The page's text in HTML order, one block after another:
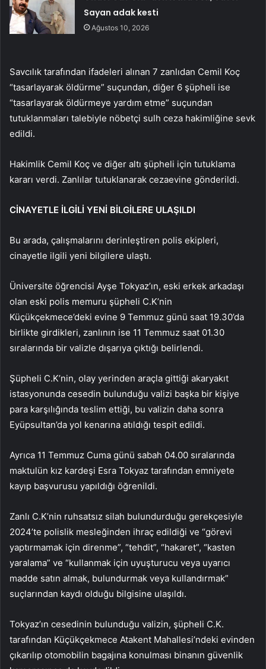
Sayan adak kesti
Ağustos 10, 2026
Savcılık tarafından ifadeleri alınan 7 zanlıdan Cemil Koç
“tasarlayarak öldürme” suçundan, diğer 6 şüpheli ise
“tasarlayarak öldürmeye yardım etme” suçundan
tutuklanmaları talebiyle nöbetçi sulh ceza hakimliğine sevk
edildi.
Hakimlik Cemil Koç ve diğer altı şüpheli için tutuklama
kararı verdi. Zanlılar tutuklanarak cezaevine gönderildi.
CİNAYETLE İLGİLİ YENİ BİLGİLERE ULAŞILDI
Bu arada, çalışmalarını derinleştiren polis ekipleri,
cinayetle ilgili yeni bilgilere ulaştı.
Üniversite öğrencisi Ayşe Tokyaz’ın, eski erkek arkadaşı
olan eski polis memuru şüpheli C.K’nin
Küçükçekmece’deki evine 9 Temmuz günü saat 19.30’da
birlikte girdikleri, zanlının ise 11 Temmuz saat 01.30
sıralarında bir valizle dışarıya çıktığı belirlendi.
Şüpheli C.K’nin, olay yerinden araçla gittiği akaryakıt
istasyonunda cesedin bulunduğu valizi başka bir kişiye
para karşılığında teslim ettiği, bu valizin daha sonra
Eyüpsultan’da yol kenarına atıldığı tespit edildi.
Ayrıca 11 Temmuz Cuma günü sabah 04.00 sıralarında
maktulün kız kardeşi Esra Tokyaz tarafından emniyete
kayıp başvurusu yapıldığı öğrenildi.
Zanlı C.K’nin ruhsatsız silah bulundurduğu gerekçesiyle
2024’te polislik mesleğinden ihraç edildiği ve “görevi
yaptırmamak için direnme”, “tehdit”, “hakaret”, “kasten
yaralama” ve “kullanmak için uyuşturucu veya uyarıcı
madde satın almak, bulundurmak veya kullandırmak”
suçlarından kaydı olduğu bilgisine ulaşıldı.
Tokyaz’ın cesedinin bulunduğu valizin, şüpheli C.K.
tarafından Küçükçekmece Atakent Mahallesi’ndeki evinden
çıkarılıp otomobilin bagajına konulması binanın güvenlik